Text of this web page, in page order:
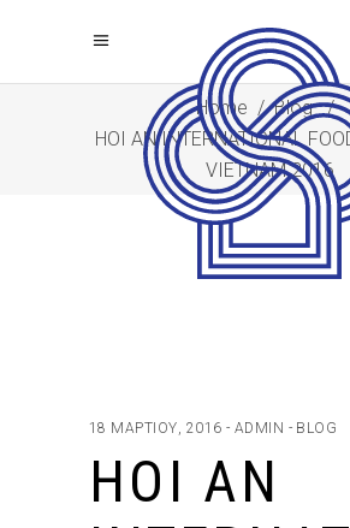
Home /Blog /
HOI AN INTERNATIONAL
VIETNAM 2016
18 ΜΑΡΤΊΟΥ, 2016 ADMIN BLOG
HOI AN